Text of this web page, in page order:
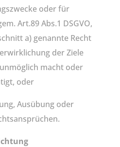
oder für
Art.89 Abs.1 DSGVO,
a) genannte Recht
der Ziele
macht oder
oder
Ausübung oder